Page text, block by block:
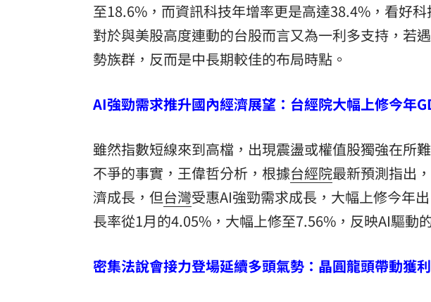
至18.6%，而資訊科技年增率更是高達38.4%，看好
對於與美股高度連動的台股而言又為一利多支持，若
勢族群，反而是中長期較佳的布局時點。
AI強勁需求推升國內經濟展望：台經院大幅上修今年
雖然指數短線來到高檔，出現震盪或權值股獨強在所
不爭的事實，王偉哲分析，根據台經院最新預測指出
濟成長，但台灣受惠AI強勁需求成長，大幅上修今年
長率從1月的4.05%，大幅上修至7.56%，反映AI驅動
密集法說會接力登場延續多頭氣勢：晶圓龍頭帶動獲